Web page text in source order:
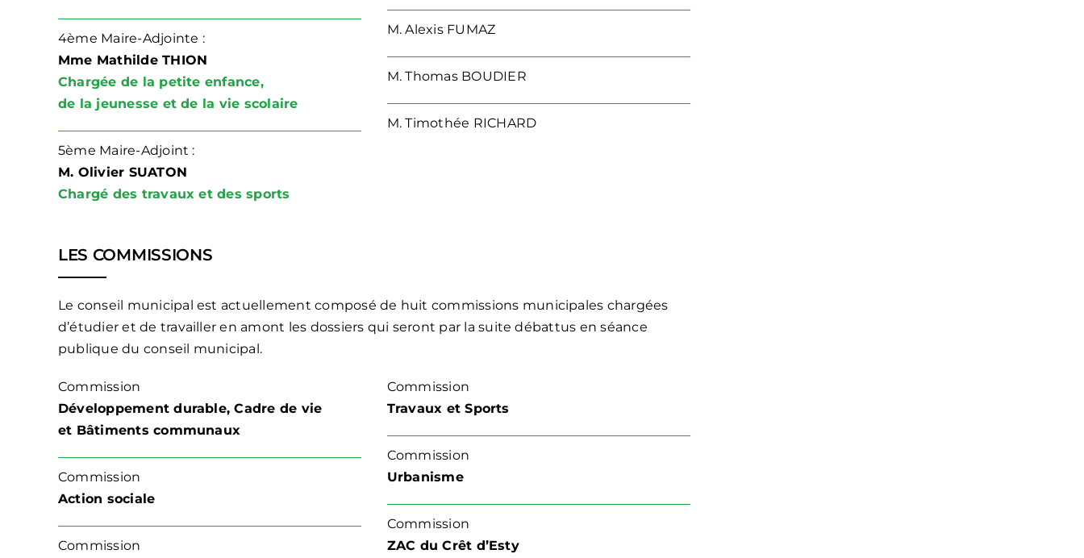
4ème Maire-Adjointe :
Mme Mathilde THION
Chargée de la petite enfance,
de la jeunesse et de la vie scolaire
5ème Maire-Adjoint :
M. Olivier SUATON
Chargé des travaux et des sports
M.Alexis FUMAZ
M.Thomas BOUDIER
M.Timothée RICHARD
LES COMMISSIONS
Le conseil municipal est actuellement composé de huit commissions municipales chargées
d’étudier et de travailler en amont les dossiers qui seront par la suite débattus en séance
publique du conseil municipal.
Commission
Développement durable, Cadre de vie
et Bâtiments communaux
Commission
Action sociale
Commission
Commission
Travaux et Sports
Commission
Urbanisme
Commission
ZAC du Crêt d’Esty